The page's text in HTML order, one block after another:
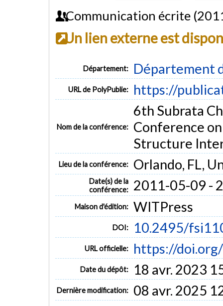
Communication écrite
Un lien externe est
Département: Département
URL de PolyPublie: https://
Nom de la conférence:
6th Subrata
Conference
Structure
Lieu de la conférence: Orlando, FL,
Date(s) de la
conférence:
2011-05-09 -
Maison d'édition: WITPress
DOI: 10.2495/
URL officielle: https://
Date du dépôt: 18 avr. 2023
Dernière modification: 08 avr. 2025